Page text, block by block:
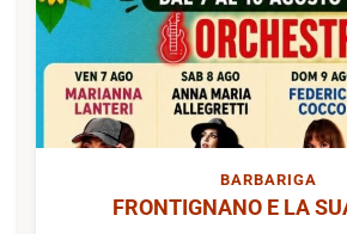
BARBARIGA
FRONTIGNANO E LA